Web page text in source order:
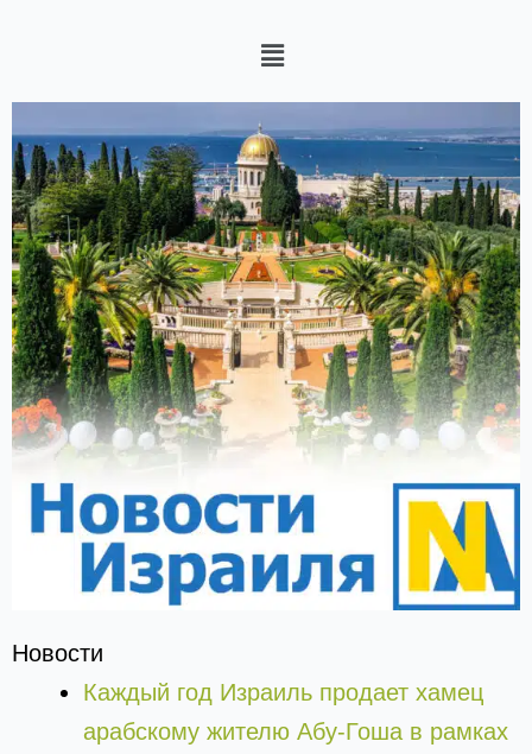
Меню
Новости
Каждый год Израиль продает хамец
арабскому жителю Абу-Гоша в рамках